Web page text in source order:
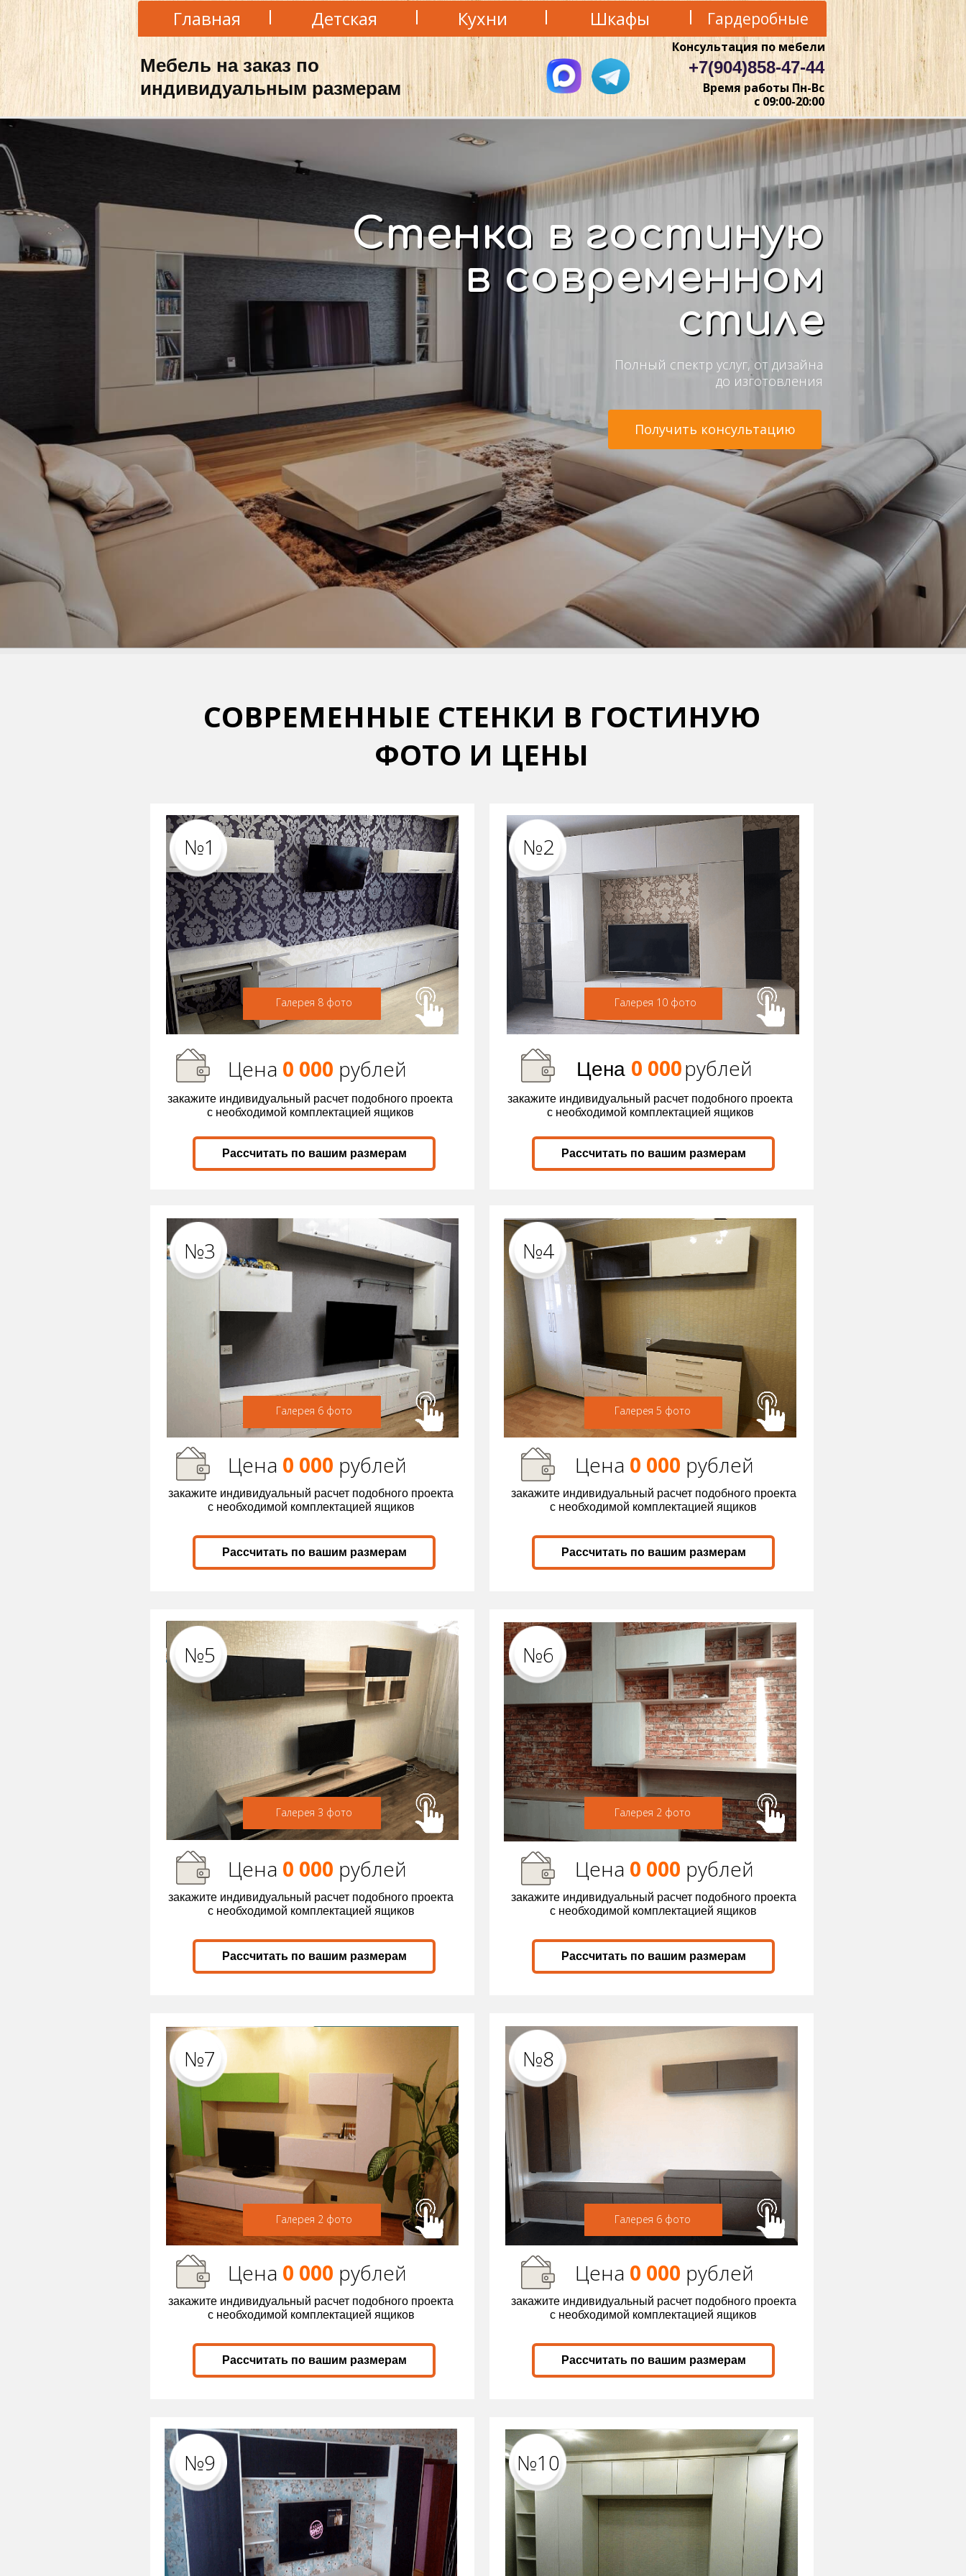
Детская Шкафы
+7(904)858-47-44
Кухни Гардеробные
№9 №10
Галерея 10 фото
№4
№3
Получить консультацию
СОВРЕМЕННЫЕ СТЕНКИ В ГОСТИНУЮ
ФОТО И ЦЕНЫ
Цена 0 000 рублей
Рассчитать по вашим размерам
Рассчитать по вашим размерам
закажите индивидуальный расчет подобного проекта
с необходимой комплектацией ящиков
Цена 0 000 рублей
Галерея 5 фото
Мебель на заказ по
индивидуальным размерам
Главная
Консультация по мебели
Время работы Пн-Вс
с 09:00-20:00
закажите индивидуальный расчет подобного проекта
с необходимой комплектацией ящиков
закажите индивидуальный расчет подобного проекта
с необходимой комплектацией ящиков
Рассчитать по вашим размерам
Цена 0 000 рублей
Стенка в гостиную
в современном
стиле
Полный спектр услуг, от дизайна
до изготовления
Рассчитать по вашим размерам
Цена 0 000 рублей
закажите индивидуальный расчет подобного проекта
с необходимой комплектацией ящиков
Галерея 6 фото
Рассчитать по вашим размерам
закажите индивидуальный расчет подобного проекта
с необходимой комплектацией ящиков
Цена 0 000 рублей
№2
Галерея 6 фото
Галерея 2 фото
№8
№7
Рассчитать по вашим размерам
закажите индивидуальный расчет подобного проекта
с необходимой комплектацией ящиков
Галерея 8 фото
Цена 0 000рублей
Рассчитать по вашим размерам
закажите индивидуальный расчет подобного проекта
с необходимой комплектацией ящиков
№1
Цена 0 000 рублей
Галерея 2 фото
№5
Галерея 3 фото
№6
Цена 0 000 рублей
закажите индивидуальный расчет подобного проекта
с необходимой комплектацией ящиков
Рассчитать по вашим размерам